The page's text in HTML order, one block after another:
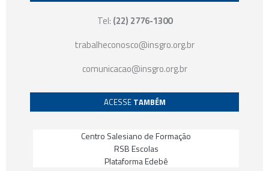
Tel: (22) 2776-1300
trabalheconosco@insgro.org.br
comunicacao@insgro.org.br
ACESSE TAMBÉM
Centro Salesiano de Formação
RSB Escolas
Plataforma Edebê